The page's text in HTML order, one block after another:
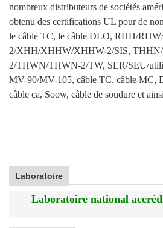
nombreux distributeurs de sociétés
obtenu des certifications UL pour de
le câble TC, le câble DLO, RHH/
2/XHH/XHHW/XHHW-2/SIS,
2/THWN/THWN-2/TW, SER/SEU/
MV-90/MV-105, câble TC, câble MC,
câble ca, Soow, câble de soudure et
Laboratoire
Laboratoire national